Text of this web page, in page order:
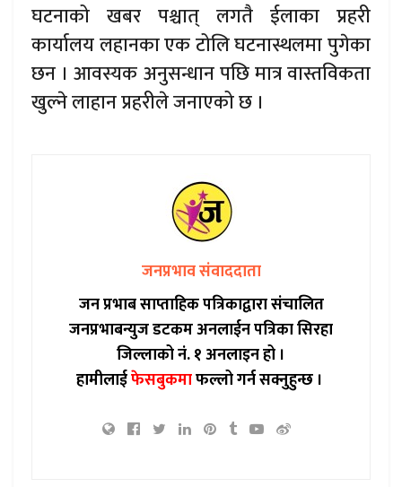
घटनाको खबर पश्चात् लगतै ईलाका प्रहरी
कार्यालय लहानका एक टोलि घटनास्थलमा पुगेका
छन । आवस्यक अनुसन्धान पछि मात्र वास्तविकता
खुल्ने लाहान प्रहरीले जनाएको छ ।
जनप्रभाव संवाददाता
जन प्रभाब साप्ताहिक पत्रिकाद्वारा संचालित
जनप्रभाबन्युज डटकम अनलाईन पत्रिका सिरहा
जिल्लाको नं. १ अनलाइन हो ।
हामीलाईफेसबुकमाफल्लो गर्न सक्नुहुन्छ ।